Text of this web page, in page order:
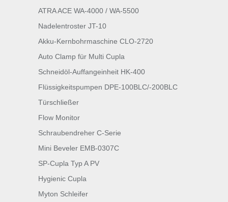
ATRA ACE WA-4000 / WA-5500
Nadelentroster JT-10
Akku-Kernbohrmaschine CLO-2720
Auto Clamp für Multi Cupla
Schneidöl-Auffangeinheit HK-400
Flüssigkeitspumpen DPE-100BLC/-200BLC
Türschließer
Flow Monitor
Schraubendreher C-Serie
Mini Beveler EMB-0307C
SP-Cupla Typ A PV
Hygienic Cupla
Myton Schleifer